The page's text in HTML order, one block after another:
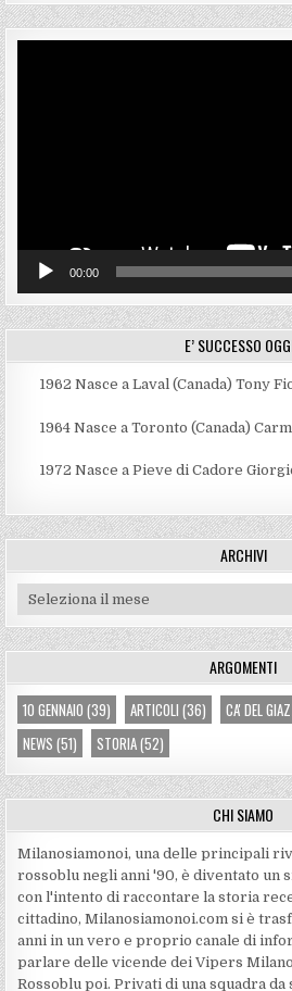
00:00
E’ SUCCESSO
1962 Nasce a Laval (Canada) Tony
1964 Nasce a Toronto (Canada)
1972 Nasce a Pieve di Cadore
ARCHIVI
Archivi
ARGOMENTI
10 GENNAIO (39) ARTICOLI (36) CA' DEL
NEWS (51) STORIA(52)
CHI SIAMO
Milanosiamonoi, una delle principali
rossoblu negli anni '90, è diventato un
con l'intento di raccontare la storia
cittadino, Milanosiamonoi.com si è
anni in un vero e proprio canale di
parlare delle vicende dei Vipers
Rossoblu poi. Privati di una squadra